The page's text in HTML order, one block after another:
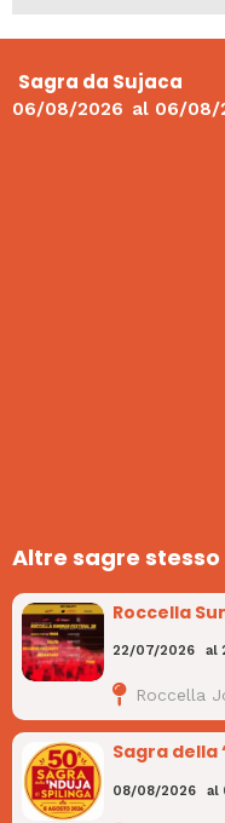
Sagra da Sujaca
06/08/2026 al 06/08/
Altre sagre
Roccella
22/07/2026 al
Roccella
Sagra della
08/08/2026 al